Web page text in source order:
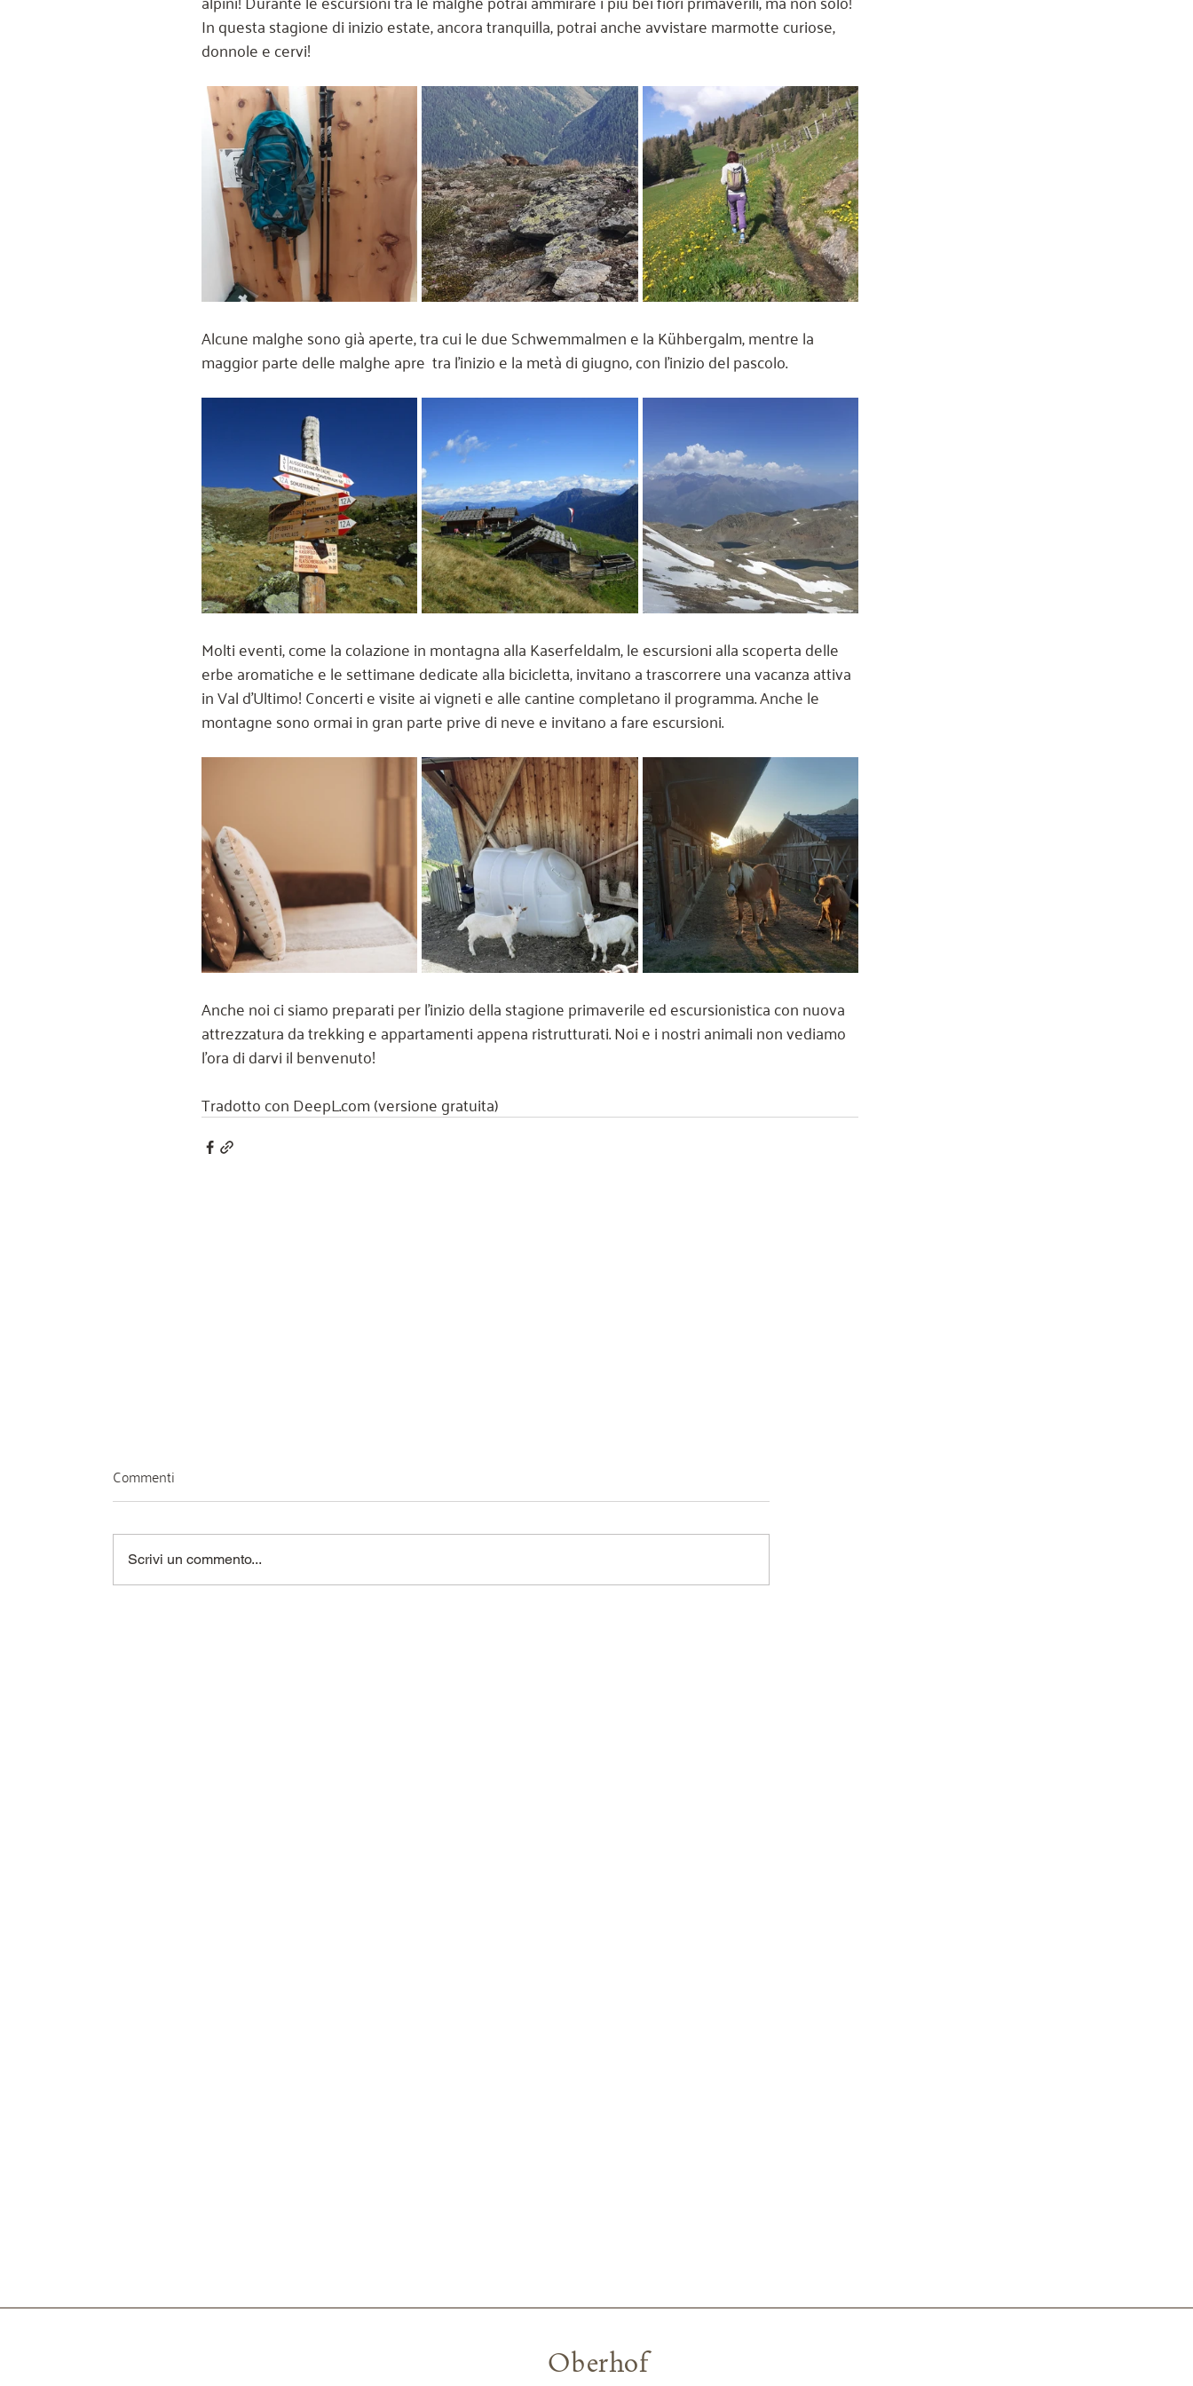
In questa stagione di inizio estate, ancora tranquilla, potrai anche avvistare marmotte curiose,
donnole e cervi!
Alcune malghe sono già aperte, tra cui le due Schwemmalmen e la Kühbergalm, mentre la
maggior parte delle malghe apre  tra l'inizio e la metà di giugno, con l'inizio del pascolo.
Molti eventi, come la colazione in montagna alla Kaserfeldalm, le escursioni alla scoperta delle
erbe aromatiche e le settimane dedicate alla bicicletta, invitano a trascorrere una vacanza attiva
in Val d'Ultimo! Concerti e visite ai vigneti e alle cantine completano il programma. Anche le
montagne sono ormai in gran parte prive di neve e invitano a fare escursioni.
Anche noi ci siamo preparati per l'inizio della stagione primaverile ed escursionistica con nuova
attrezzatura da trekking e appartamenti appena ristrutturati. Noi e i nostri animali non vediamo
l'ora di darvi il benvenuto!
Tradotto con DeepL.com (versione gratuita)
L`inverno é tornato
Commenti
Scrivi un commento...
Oberhof